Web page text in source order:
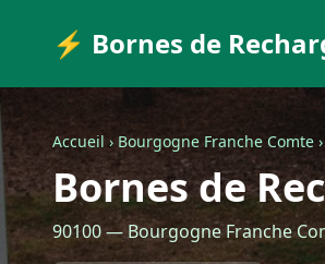
⚡ Bornes de
Accueil › Bourgogne Franche Comte ›
Bornes de
90100 — Bourgogne Franche